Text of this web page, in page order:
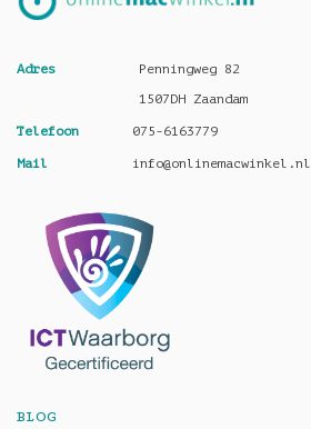
Adres
Penningweg 82
1507DH Zaandam
Telefoon 075-6163779
Mail info@onlinemacwinkel.nl
BLOG